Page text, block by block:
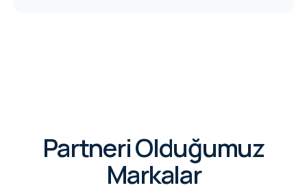
Partneri Olduğumuz
Markalar